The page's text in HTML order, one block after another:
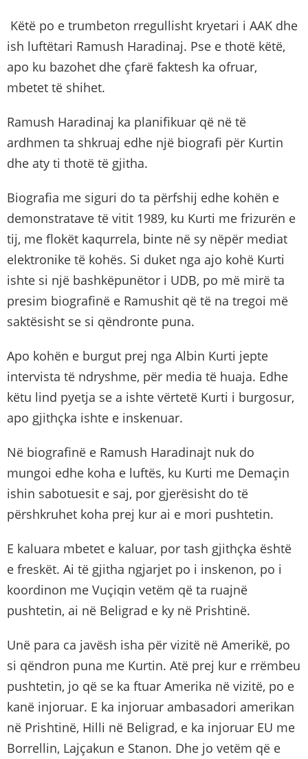
Këtë po e trumbeton rregullisht kryetari i AAK dhe
ish luftëtari Ramush Haradinaj. Pse e thotë këtë,
apo ku bazohet dhe çfarë faktesh ka ofruar,
mbetet të shihet.
Ramush Haradinaj ka planifikuar që në të
ardhmen ta shkruaj edhe një biografi për Kurtin
dhe aty ti thotë të gjitha.
Biografia me siguri do ta përfshij edhe kohën e
demonstratave të vitit 1989, ku Kurti me frizurën e
tij, me flokët kaqurrela, binte në sy nëpër mediat
elektronike të kohës. Si duket nga ajo kohë Kurti
ishte si një bashkëpunëtor i UDB, po më mirë ta
presim biografinë e Ramushit që të na tregoi më
saktësisht se si qëndronte puna.
Apo kohën e burgut prej nga Albin Kurti jepte
intervista të ndryshme, për media të huaja. Edhe
këtu lind pyetja se a ishte vërtetë Kurti i burgosur,
apo gjithçka ishte e inskenuar.
Në biografinë e Ramush Haradinajt nuk do
mungoi edhe koha e luftës, ku Kurti me Demaçin
ishin sabotuesit e saj, por gjerësisht do të
përshkruhet koha prej kur ai e mori pushtetin.
E kaluara mbetet e kaluar, por tash gjithçka është
e freskët. Ai të gjitha ngjarjet po i inskenon, po i
koordinon me Vuçiqin vetëm që ta ruajnë
pushtetin, ai në Beligrad e ky në Prishtinë.
Unë para ca javësh isha për vizitë në Amerikë, po
si qëndron puna me Kurtin. Atë prej kur e rrëmbeu
pushtetin, jo që se ka ftuar Amerika në vizitë, po e
kanë injoruar. E ka injoruar ambasadori amerikan
në Prishtinë, Hilli në Beligrad, e ka injoruar EU me
Borrellin, Lajçakun e Stanon. Dhe jo vetëm që e